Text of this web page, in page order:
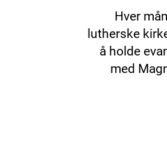
Hver
lutherske
å holde
med